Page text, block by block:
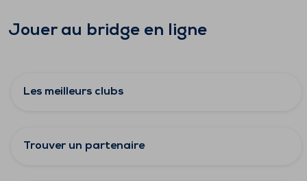
Jouer au bridge en ligne
Les meilleurs clubs
Trouver un partenaire